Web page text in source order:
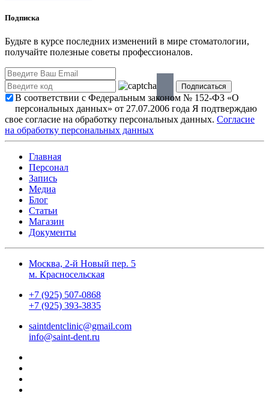
Подписка
Будьте в курсе последних изменений в мире стоматологии,
получайте полезные советы профессионалов.
В соответствии с Федеральным законом № 152-ФЗ «О
персональных данных» от 27.07.2006 года Я подтверждаю
свое согласие на обработку персональных данных. Согласие
на обработку персональных данных
Главная
Персонал
Запись
Медиа
Блог
Статьи
Магазин
Документы
Москва, 2-й Новый пер. 5
м. Красносельская
+7 (925) 507-0868
+7 (925) 393-3835
saintdentclinic@gmail.com
info@saint-dent.ru